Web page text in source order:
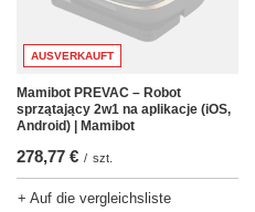
AUSVERKAUFT
Mamibot PREVAC – Robot
sprzątający 2w1 na aplikacje (iOS,
Android) | Mamibot
278,77 € / szt.
+ Auf die vergleichsliste